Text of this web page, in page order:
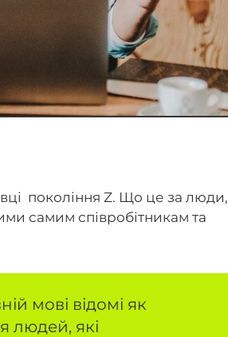
покоління Z. Що це за люди,
самим співробітникам та
мові відомі як
людей, які